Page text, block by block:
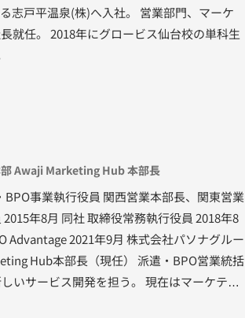
志戸平温泉(株)へ入社。 営業部門、マーケ
就任。 2018年にグロービス仙台校の単科生
部 Awaji Marketing Hub 本部長
事業執行役員 関西営業本部長、関東営業
年8月 同社 取締役常務執行役員 2018年8
Advantage 2021年9月 株式会社パソナグルー
Hub本部長（現任） 派遣・BPO営業統括
いサービス開発を担う。 現在はマーケティ
リューション活用に取り組み、「真に豊